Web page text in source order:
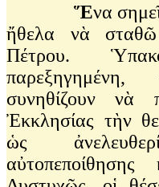
Ἕνα
ἤθελα νὰ
Πέτρου.
συνηθίζουν νὰ
Ἐκκλησίας τὴν
ὡς